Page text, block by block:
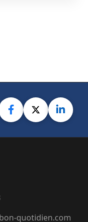
quotidien.com